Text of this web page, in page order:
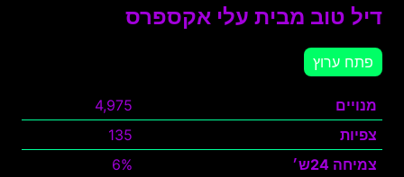
דיל טוב מבית עלי אקספרס
פתח ערוץ
מנויים
4,975
צפיות
135
צמיחה 24ש׳
6%